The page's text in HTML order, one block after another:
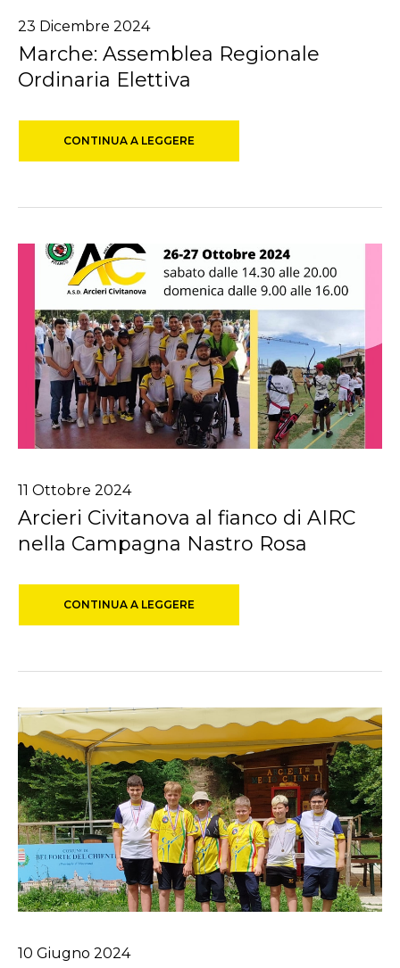
23 Dicembre 2024
Marche: Assemblea Regionale
Ordinaria Elettiva
CONTINUA A LEGGERE
11 Ottobre 2024
Arcieri Civitanova al fianco di AIRC
nella Campagna Nastro Rosa
CONTINUA A LEGGERE
10 Giugno 2024